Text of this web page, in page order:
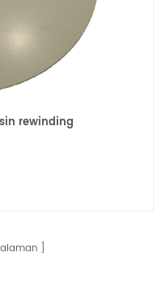
rewinding